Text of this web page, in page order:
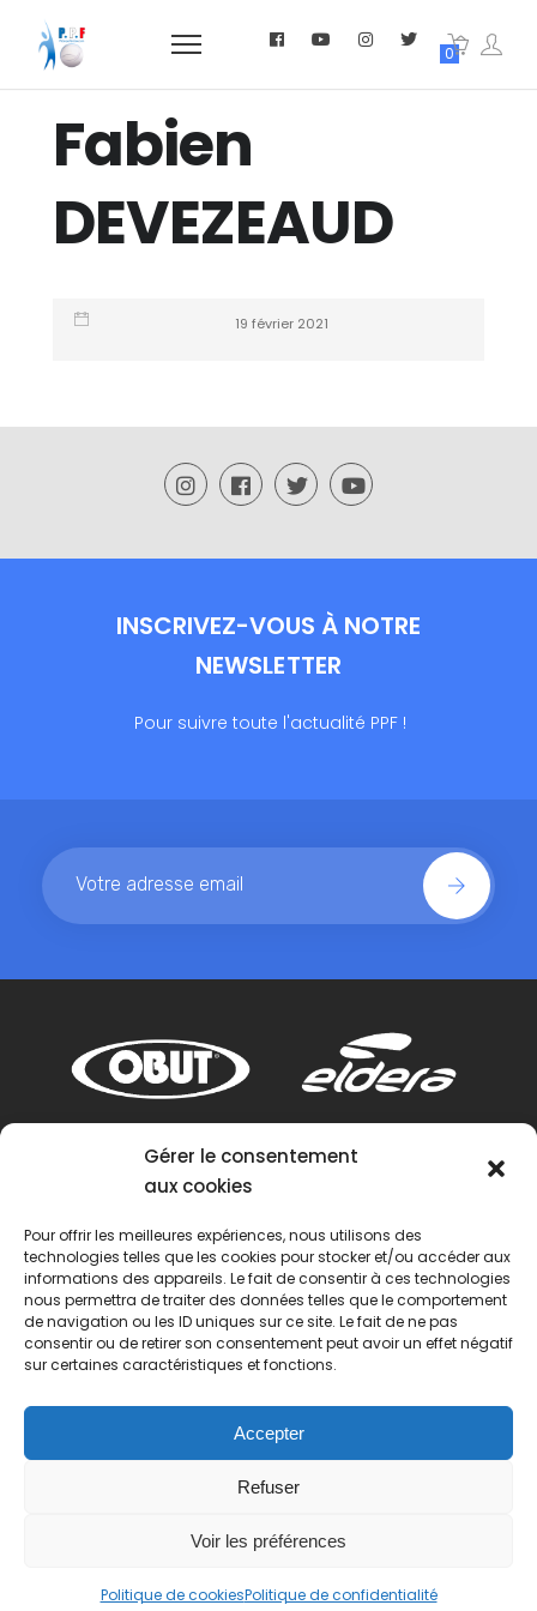
Gérer le consentement
aux cookies
Pour offrir les meilleures expériences, nous utilisons des
technologies telles que les cookies pour stocker et/ou accéder aux
informations des appareils. Le fait de consentir à ces technologies
nous permettra de traiter des données telles que le comportement
de navigation ou les ID uniques sur ce site. Le fait de ne pas
consentir ou de retirer son consentement peut avoir un effet négatif
sur certaines caractéristiques et fonctions.
Accepter
Refuser
Voir les préférences
Politique de cookiesPolitique de confidentialité
0
Fabien
DEVEZEAUD
19 février 2021
INSCRIVEZ-VOUS À NOTRE
NEWSLETTER
Pour suivre toute l'actualité PPF !
réservés.